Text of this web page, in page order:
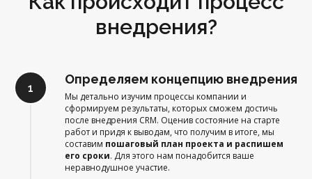
внедрения?
Определяем концепцию внедрения
Мы детально изучим процессы компании и
сформируем результаты, которых сможем достичь
после внедрения CRM. Оценив состояние на старте
работ и придя к выводам, что получим в итоге, мы
составим пошаговый план проекта и распишем
его сроки. Для этого нам понадобится ваше
неравнодушное участие.